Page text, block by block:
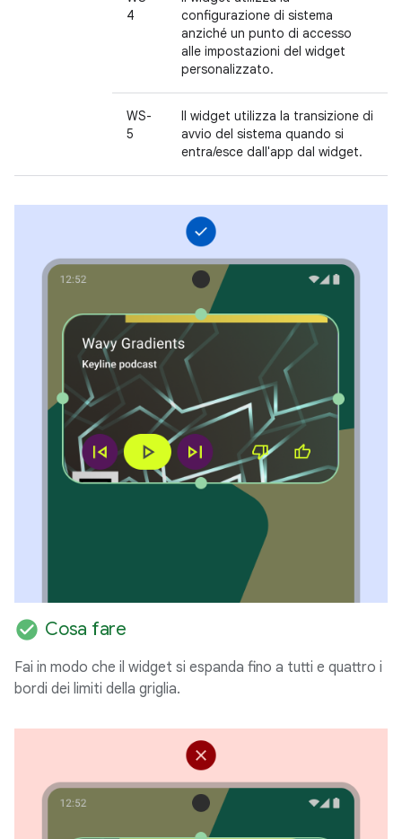
4
configurazione di sistema
anziché un punto di accesso
alle impostazioni del widget
personalizzato.
WS-
5
Il widget utilizza la transizione di
avvio del sistema quando si
entra/esce dall'app dal widget.
check_circle Cosa fare
Fai in modo che il widget si espanda fino a tutti e quattro i
bordi dei limiti della griglia.